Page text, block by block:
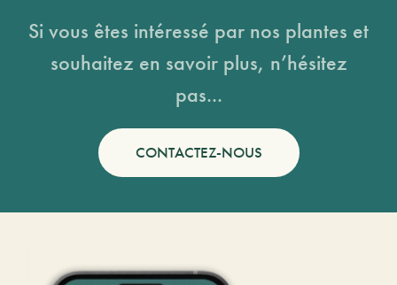
Si vous êtes intéressé par nos plantes et
souhaitez en savoir plus, n’hésitez
pas...
CONTACTEZ-NOUS